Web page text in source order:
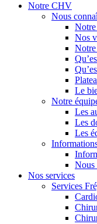
Notre CHV
Nous
Nos
Notre
Le
Notre
Les
Les
Les
Nous
Nos services
Services